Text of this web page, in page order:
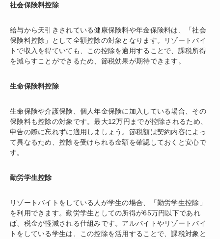
社会保険料控除
給与から天引きされている健康保険料や年金保険料は、「社会
保険料控除」として全額控除の対象となります。リゾートバイ
トで収入を得ていても、この控除を適用することで、課税所得
を減らすことができるため、節税効果が期待できます。
生命保険料控除
生命保険や介護保険、個人年金保険に加入している場合、その
保険料も控除の対象です。最大12万円までが控除されるため、
申告の際に忘れずに適用しましょう。節税額は契約内容によっ
て異なるため、控除を受けられる金額を確認しておくと安心で
す。
勤労学生控除
リゾートバイトをしている人が学生の場合、「勤労学生控除」
を利用できます。勤労学生としての所得が65万円以下であれ
ば、税金が軽減される仕組みです。アルバイトやリゾートバイ
トをしている学生は、この控除を活用することで、課税対象と